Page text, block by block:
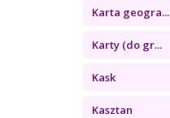
Karta geogra...
Karty (do gr...
Kask
Kasztan